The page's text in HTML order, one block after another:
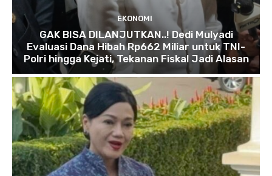
EKONOMI
GAK BISA DILANJUTKAN..! Dedi Mulyadi
Evaluasi Dana Hibah Rp662 Miliar untuk TNI-
Polri hingga Kejati, Tekanan Fiskal Jadi Alasan